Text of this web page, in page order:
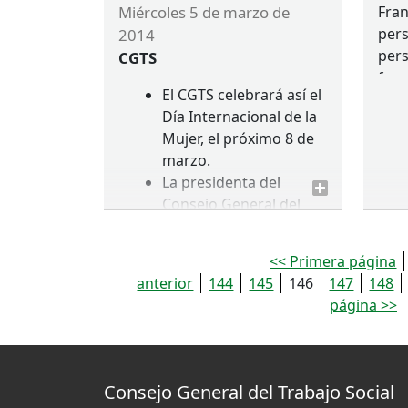
miércoles 5 de marzo de
2014
CGTS
El CGTS celebrará así el
Día Internacional de la
Mujer, el próximo 8 de
marzo.
La presidenta del
Consejo General del
general, Emiliana
Vicente, y el tesorero,
<< Primera página
anterior
144 145 146 147 148
página >>
Consejo General del Trabajo Social